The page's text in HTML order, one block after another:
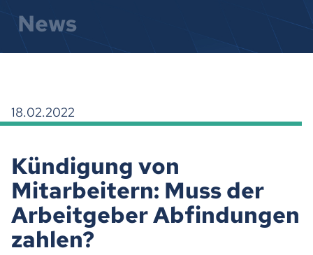
News
18.02.2022
Kündigung von
Mitarbeitern: Muss der
Arbeitgeber Abfindungen
zahlen?